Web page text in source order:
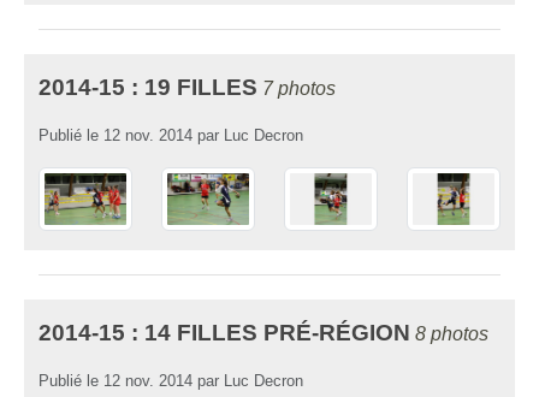
2014-15 : 19 FILLES 7 photos
Publié le 12 nov. 2014 par Luc Decron
2014-15 : 14 FILLES PRÉ-RÉGION 8 photos
Publié le 12 nov. 2014 par Luc Decron